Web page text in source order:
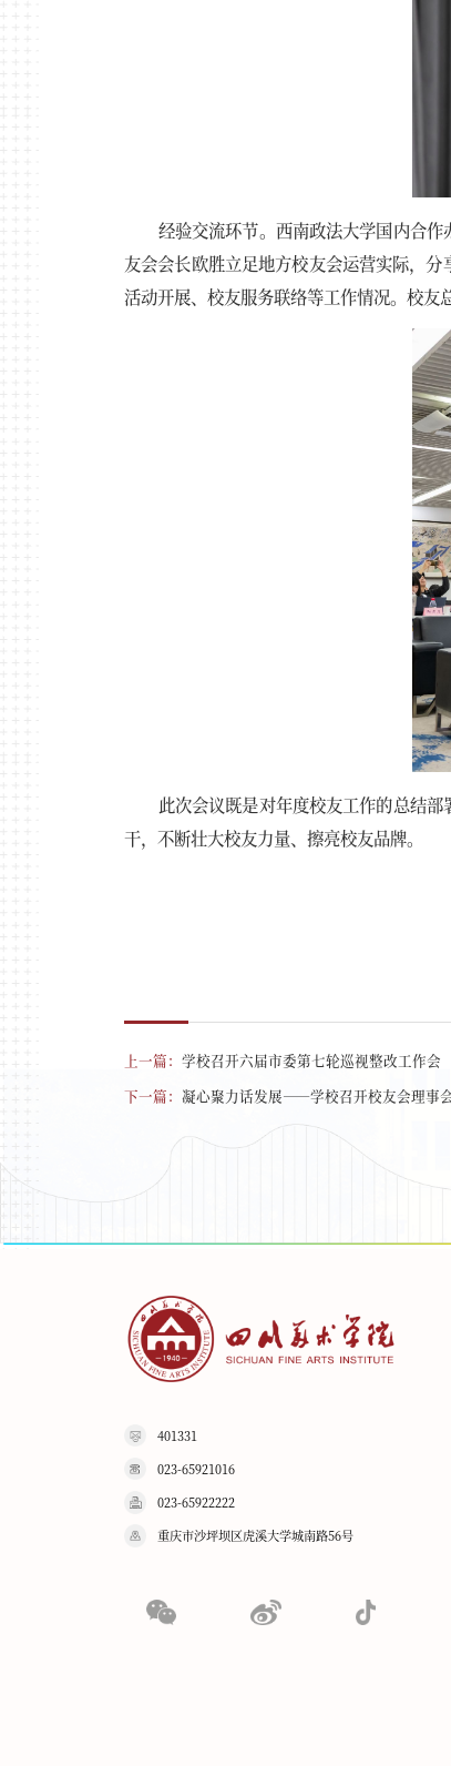
经验交流环节。西南政法大学国内合
友会会长欧胜立足地方校友会运营实际，
活动开展、校友服务联络等工作情况。校友
此次会议既是对年度校友工作的总结
干，不断壮大校友力量、擦亮校友品牌。
上一篇： 学校召开六届市委第七轮巡视整改工作会
下一篇： 凝心聚力话发展——学校召开校友会理事
401331
023-65921016
023-65922222
重庆市沙坪坝区虎溪大学城南路56号